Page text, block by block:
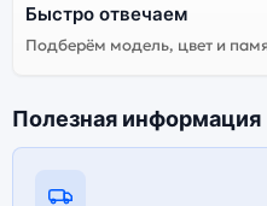
Быстро отвечаем
Подберём модель, цвет и
Полезная информация